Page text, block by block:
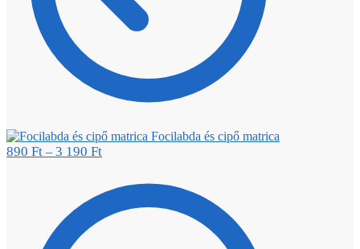
Focilabda és cipő matrica
890 Ft – 3 190 Ft